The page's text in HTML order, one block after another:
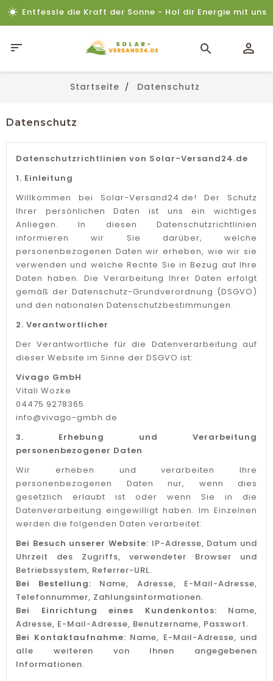
Entfessle die Kraft der Sonne - Hol dir Energie mit uns

Startseite Datenschutz
Datenschutz
Datenschutzrichtlinien von Solar-Versand24.de
1. Einleitung
Willkommen bei Solar-Versand24.de! Der Schutz
Ihrer persönlichen Daten ist uns ein wichtiges
Anliegen. In diesen Datenschutzrichtlinien
informieren wir Sie darüber, welche
personenbezogenen Daten wir erheben, wie wir sie
verwenden und welche Rechte Sie in Bezug auf Ihre
Daten haben. Die Verarbeitung Ihrer Daten erfolgt
gemäß der Datenschutz-Grundverordnung (DSGVO)
und den nationalen Datenschutzbestimmungen.
2. Verantwortlicher
Der Verantwortliche für die Datenverarbeitung auf
dieser Website im Sinne der DSGVO ist:
Vivago GmbH
Vitali Wozke
04475 9278365
info@vivago-gmbh.de
3. Erhebung und Verarbeitung
personenbezogener Daten
Wir erheben und verarbeiten Ihre
personenbezogenen Daten nur, wenn dies
gesetzlich erlaubt ist oder wenn Sie in die
Datenverarbeitung eingewilligt haben. Im Einzelnen
werden die folgenden Daten verarbeitet:
Bei Besuch unserer Website: IP-Adresse, Datum und
Uhrzeit des Zugriffs, verwendeter Browser und
Betriebssystem, Referrer-URL.
Bei Bestellung: Name, Adresse, E-Mail-Adresse,
Telefonnummer, Zahlungsinformationen.
Bei Einrichtung eines Kundenkontos: Name,
Adresse, E-Mail-Adresse, Benutzername, Passwort.
Bei Kontaktaufnahme: Name, E-Mail-Adresse, und
alle weiteren von Ihnen angegebenen
Informationen.